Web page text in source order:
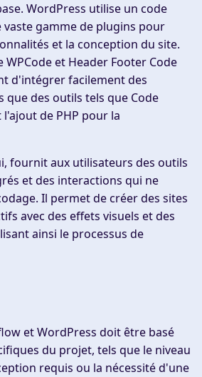
WordPress utilise un code
vaste gamme de plugins pour
et la conception du site.
WPCode et Header Footer Code
d'intégrer facilement des
que des outils tels que Code
de PHP pour la
fournit aux utilisateurs des outils
et des interactions qui ne
Il permet de créer des sites
avec des effets visuels et des
ainsi le processus de
et WordPress doit être basé
du projet, tels que le niveau
requis ou la nécessité d'une